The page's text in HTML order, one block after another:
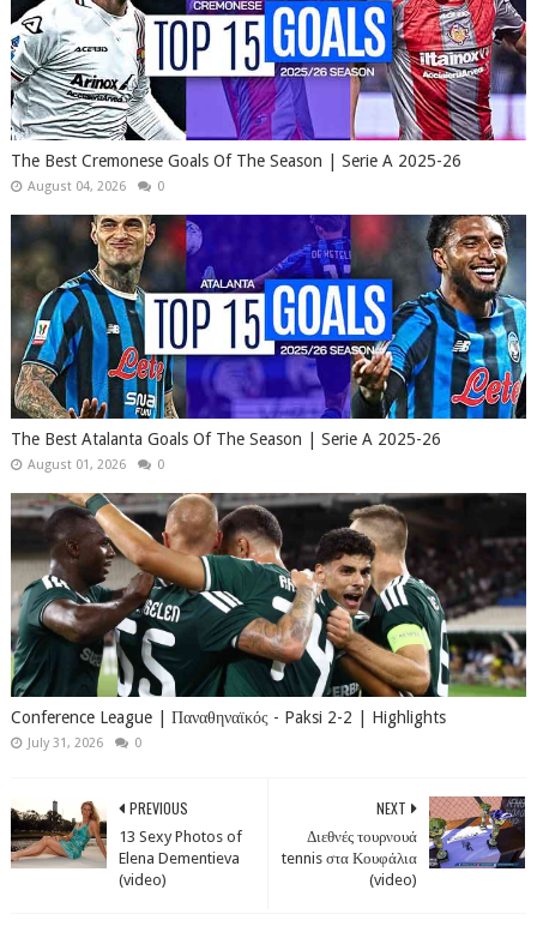
The Best Cremonese Goals Of The Season | Serie A 2025-26
August 04, 2026 0
The Best Atalanta Goals Of The Season | Serie A 2025-26
August 01, 2026 0
Conference League | Παναθηναϊκός - Paksi 2-2 | Highlights
July 31, 2026 0
NEXT
Διεθνές τουρνουά
tennis στα Κουφάλια
(video)
PREVIOUS
13 Sexy Photos of
Elena Dementieva
(video)